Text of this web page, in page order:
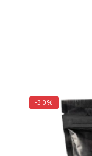
-30%